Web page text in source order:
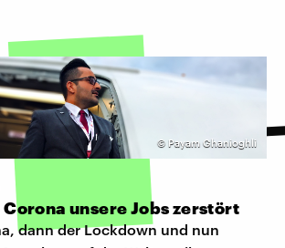
© Payam Ghanioghli
unsere Jobs zerstört
dann der Lockdown und nun